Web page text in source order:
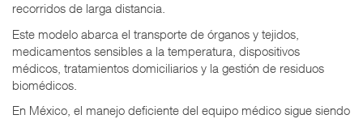
recorridos de larga distancia.
Este modelo abarca el transporte de órganos y tejidos,
medicamentos sensibles a la temperatura, dispositivos
médicos, tratamientos domiciliarios y la gestión de residuos
biomédicos.
En México, el manejo deficiente del equipo médico sigue siendo